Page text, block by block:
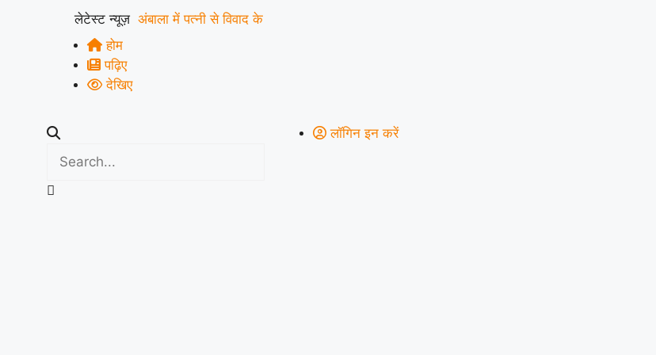
लेटेस्ट न्यूज़ अंबाला में पत्नी से विवाद के
होम
पढ़िए
देखिए
लॉगिन इन करें